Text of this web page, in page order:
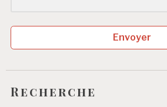
Envoyer
Recherche